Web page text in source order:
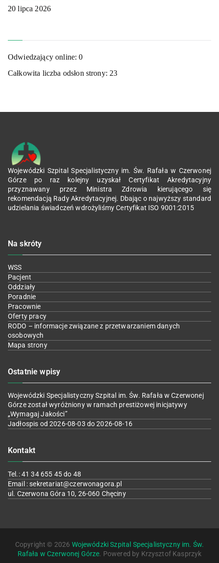
20 lipca 2026
Odwiedzający online:0
Całkowita liczba odsłon strony: 23
Wojewódzki Szpital Specjalistyczny im. Św. Rafała w Czerwonej
Górze po raz kolejny uzyskał Certyfikat Akredytacyjny
przyznawany przez Ministra Zdrowia kierującego się
rekomendacją Rady Akredytacyjnej. Dbając o najwyższy standard
udzielania świadczeń wdrożyliśmy Certyfikat ISO 9001:2015
Na skróty
WSS
Pacjent
Oddziały
Poradnie
Pracownie
Oferty pracy
RODO – informacje związane z przetwarzaniem danych
osobowych
Mapa strony
Ostatnie wpisy
Wojewódzki Specjalistyczny Szpital im. Św. Rafała w Czerwonej
Górze został wyróżniony w ramach prestiżowej inicjatywy
„Wymagaj Jakości”
Jadłospis od 2026-08-03 do 2026-08-16
Kontakt
Tel.: 41 34 655 45 do 48
Email : sekretariat@czerwonagora.pl
ul. Czerwona Góra 10, 26-060 Chęciny
Copyright © 2026 Wojewódzki Szpital Specjalistyczny im. Św.
Rafała w Czerwonej Górze. Powered by Krzysztof Kasprzyk